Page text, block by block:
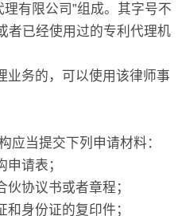
有限公司”组成。其字号不
者已经使用过的专利代理机
业务的，可以使用该律师事
应当提交下列申请材料：
申请表；
伙协议书或者章程；
和身份证的复印件；